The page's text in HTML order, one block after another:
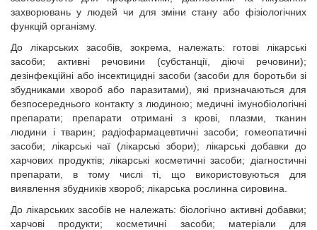
захворювань у людей чи для зміни стану або фізіологічних
функцій організму.
До лікарських засобів, зокрема, належать: готові лікарські
засоби; активні речовини (субстанції, діючі речовини);
дезінфекційні або інсектицидні засоби (засоби для боротьби зі
збудниками хвороб або паразитами), які призначаються для
безпосереднього контакту з людиною; медичні імунобіологічні
препарати; препарати отримані з крові, плазми, тканин
людини і тварин; радіофармацевтичні засоби; гомеопатичні
засоби; лікарські чаї (лікарські збори); лікарські добавки до
харчових продуктів; лікарські косметичні засоби; діагностичні
препарати, в тому числі ті, що використовуються для
виявлення збудників хвороб; лікарська рослинна сировина.
До лікарських засобів не належать: біологічно активні добавки;
харчові продукти; косметичні засоби; матеріали для